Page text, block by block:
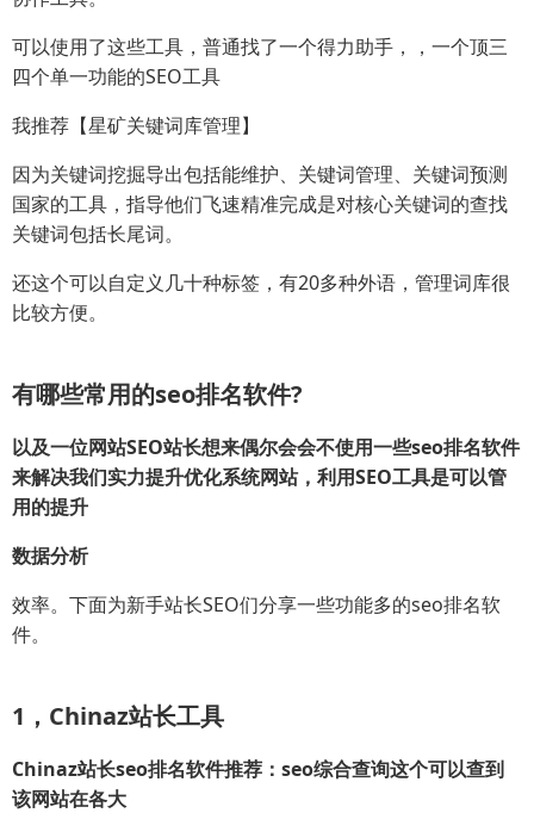
可以使用了这些工具，普通找了一个得力助手，，一个顶三
四个单一功能的SEO工具
我推荐【星矿关键词库管理】
因为关键词挖掘导出包括能维护、关键词管理、关键词预测
国家的工具，指导他们飞速精准完成是对核心关键词的查找
关键词包括长尾词。
还这个可以自定义几十种标签，有20多种外语，管理词库很
比较方便。
有哪些常用的seo排名软件?
以及一位网站SEO站长想来偶尔会会不使用一些seo排名软件
来解决我们实力提升优化系统网站，利用SEO工具是可以管
用的提升
数据分析
效率。下面为新手站长SEO们分享一些功能多的seo排名软
件。
1，Chinaz站长工具
Chinaz站长seo排名软件推荐：seo综合查询这个可以查到
该网站在各大